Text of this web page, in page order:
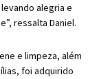
alegria e
ressalta Daniel.
e limpeza, além
foi adquirido